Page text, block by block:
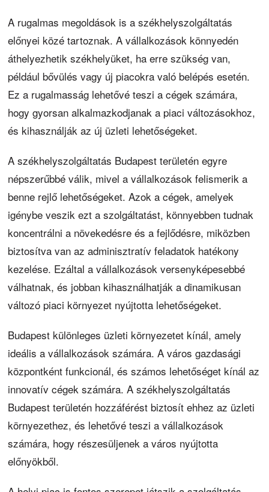
A rugalmas megoldások is a székhelyszolgáltatás
előnyei közé tartoznak. A vállalkozások könnyedén
áthelyezhetik székhelyüket, ha erre szükség van,
például bővülés vagy új piacokra való belépés esetén.
Ez a rugalmasság lehetővé teszi a cégek számára,
hogy gyorsan alkalmazkodjanak a piaci változásokhoz,
és kihasználják az új üzleti lehetőségeket.
A székhelyszolgáltatás Budapest területén egyre
népszerűbbé válik, mivel a vállalkozások felismerik a
benne rejlő lehetőségeket. Azok a cégek, amelyek
igénybe veszik ezt a szolgáltatást, könnyebben tudnak
koncentrálni a növekedésre és a fejlődésre, miközben
biztosítva van az adminisztratív feladatok hatékony
kezelése. Ezáltal a vállalkozások versenyképesebbé
válhatnak, és jobban kihasználhatják a dinamikusan
változó piaci környezet nyújtotta lehetőségeket.
Budapest különleges üzleti környezetet kínál, amely
ideális a vállalkozások számára. A város gazdasági
központként funkcionál, és számos lehetőséget kínál az
innovatív cégek számára. A székhelyszolgáltatás
Budapest területén hozzáférést biztosít ehhez az üzleti
környezethez, és lehetővé teszi a vállalkozások
számára, hogy részesüljenek a város nyújtotta
előnyökből.